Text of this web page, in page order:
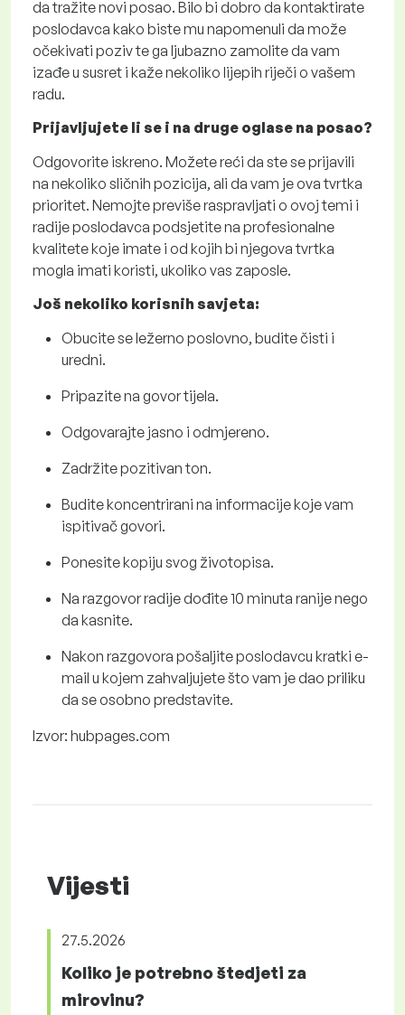
da tražite novi posao. Bilo bi dobro da kontaktirate
poslodavca kako biste mu napomenuli da može
očekivati poziv te ga ljubazno zamolite da vam
izađe u susret i kaže nekoliko lijepih riječi o vašem
radu.
Prijavljujete li se i na druge oglase na posao?
Odgovorite iskreno. Možete reći da ste se prijavili
na nekoliko sličnih pozicija, ali da vam je ova tvrtka
prioritet. Nemojte previše raspravljati o ovoj temi i
radije poslodavca podsjetite na profesionalne
kvalitete koje imate i od kojih bi njegova tvrtka
mogla imati koristi, ukoliko vas zaposle.
Još nekoliko korisnih savjeta:
Obucite se ležerno poslovno, budite čisti i
uredni.
Pripazite na govor tijela.
Odgovarajte jasno i odmjereno.
Zadržite pozitivan ton.
Budite koncentrirani na informacije koje vam
ispitivač govori.
Ponesite kopiju svog životopisa.
Na razgovor radije dođite 10 minuta ranije nego
da kasnite.
Nakon razgovora pošaljite poslodavcu kratki e-
mail u kojem zahvaljujete što vam je dao priliku
da se osobno predstavite.
Izvor: hubpages.com
Vijesti
27.5.2026
Koliko je potrebno štedjeti za
mirovinu?